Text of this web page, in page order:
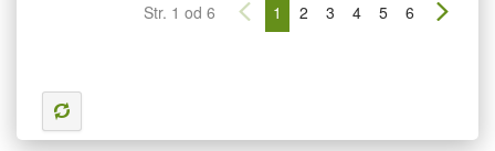
Str. 1 od 6
1 2 3 4 5 6